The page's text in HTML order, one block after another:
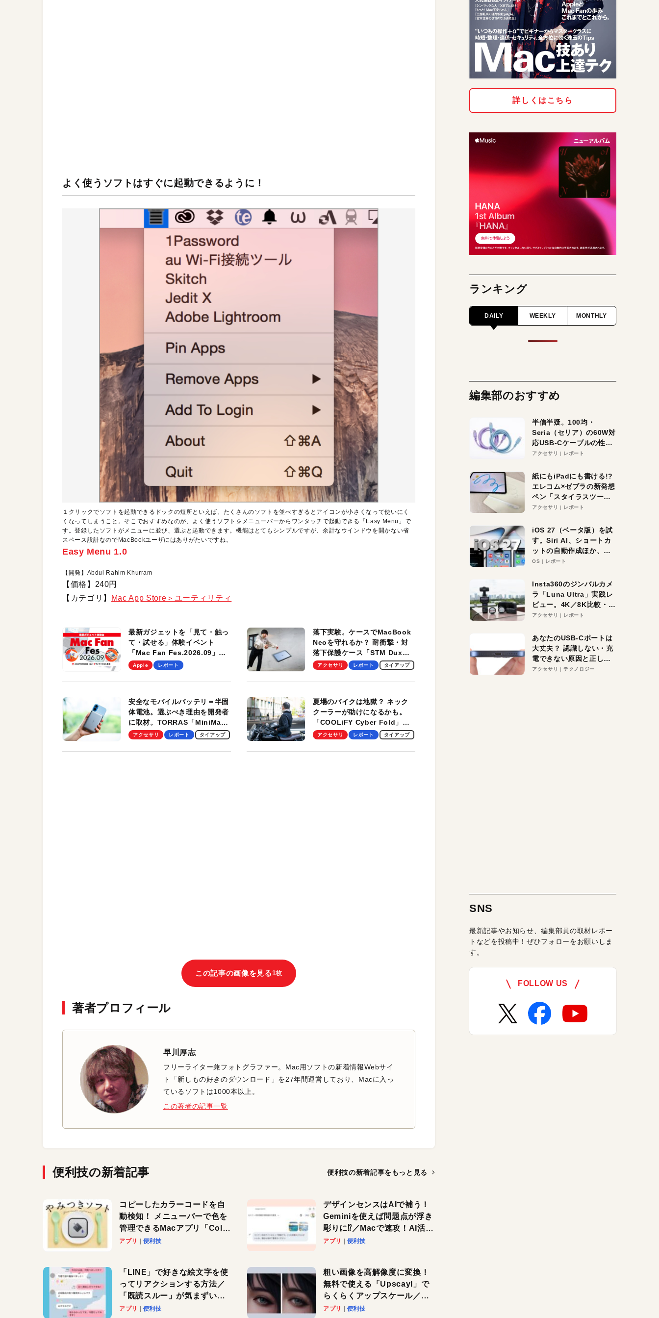
よく使うソフトはすぐに起動できるように！
１クリックでソフトを起動できるドックの短所といえば、たくさんのソフトを並べすぎるとアイコンが小さくなって使いにく
くなってしまうこと。そこでおすすめなのが、よく使うソフトをメニューバーからワンタッチで起動できる「Easy Menu」で
す。登録したソフトがメニューに並び、選ぶと起動できます。機能はとてもシンプルですが、余計なウインドウを開かない省
スペース設計なのでMacBookユーザにはありがたいですね。
Easy Menu 1.0
【開発】Abdul Rahim Khurram
【価格】240円
【カテゴリ】
Mac App Store＞ユーティリティ
最新ガジェットを「見て・触っ
て・試せる」体験イベント
「Mac Fan Fes.2026.09」
を、9月26日（土）に開催しま
Apple レポート
落下実験。ケースでMacBook
Neoを守れるか？ 耐衝撃・対
落下保護ケース「STM Dux
Ultra」を検証。学生、ビジネ
適！
アクセサリ レポート タイアップ
安全なモバイルバッテリ＝半固
体電池。選ぶべき理由を開発者
に取材。TORRAS「MiniMag
Pro」の実機レビューも
アクセサリ レポート タイアップ
夏場のバイクは地獄？ ネック
クーラーが助けになるかも。
「COOLiFY Cyber Fold」レ
ビュー。冷却の速さ、密着する
性がグッド！
アクセサリ レポート タイアップ
この記事の画像を見る1枚
著者プロフィール
早川厚志
フリーライター兼フォトグラファー。Mac用ソフトの新着情報Webサイ
ト「新しもの好きのダウンロード」を27年間運営しており、Macに入っ
ているソフトは1000本以上。
この著者の記事一覧
便利技の新着記事 便利技の新着記事をもっと見る
コピーしたカラーコードを自
動検知！ メニューバーで色を
管理できるMacアプリ「Color
Copy Bucket」
アプリ 便利技
デザインセンスはAIで補う！
Geminiを使えば問題点が浮き
彫りに⁉︎／Macで速攻！AI活用
テク
アプリ 便利技
「LINE」で好きな絵文字を使
ってリアクションする方法／
「既読スルー」が気まずいと
きに便利です！
アプリ 便利技
粗い画像を高解像度に変換！
無料で使える「Upscayl」で
らくらくアップスケール／
Macで速攻！AI活用テク
アプリ 便利技
詳しくはこちら
ランキング
DAILY WEEKLY MONTHLY
編集部のおすすめ
半信半疑。100均・
Seria（セリア）の60W対
応USB-Cケーブルの性能
を検証。超コスパの1本を
アクセサリ レポート
紙にもiPadにも書ける!?
エレコム×ゼブラの新発想
ペン「スタイラスツーウ
ェイ」レビュー。持ち替
アクセサリ レポート
iOS 27（ベータ版）を試
す。Siri AI、ショートカ
ットの自動作成ほか、期
待大の便利機能5選。
る未来はすぐそこ！
OS レポート
Insta360のジンバルカメ
ラ「Luna Ultra」実践レ
ビュー。4K／8K比較・ズ
ーム・夜間撮影をチェッ
アクセサリ レポート
あなたのUSB-Cポートは
大丈夫？ 認識しない・充
電できない原因と正しい
対策
アクセサリ テクノロジー
SNS
最新記事やお知らせ、編集部員の取材レポー
トなどを投稿中！ぜひフォローをお願いしま
す。
FOLLOW US